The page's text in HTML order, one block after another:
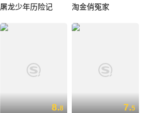
屠龙少年历险记 淘金俏冤家
8.8 7.5